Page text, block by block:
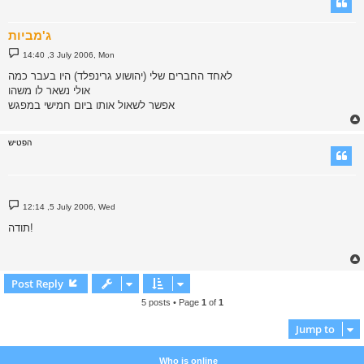
ג'מביות
P
o
t
14:40 ,3 July 2006, Mon
לאחד החברים שלי (יהושוע גרינפלד) היו בעבר כמה
אולי נשאר לו משהו
אפשר לשאול אותו ביום חמישי במפגש
הפטיש
P
o
t
12:14 ,5 July 2006, Wed
תודה!
Post Reply
5 posts • Page 1 of 1
Jump to
Who is online